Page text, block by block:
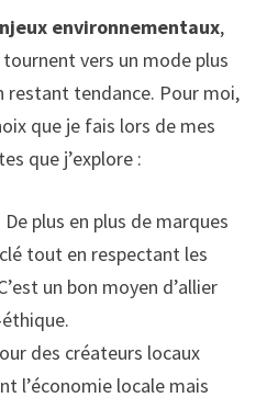
environnementaux,
vers un mode plus
tendance. Pour moi,
que je fais lors de mes
que j’explore :
De plus en plus de marques
tout en respectant les
un bon moyen d’allier
des créateurs locaux
l’économie locale mais